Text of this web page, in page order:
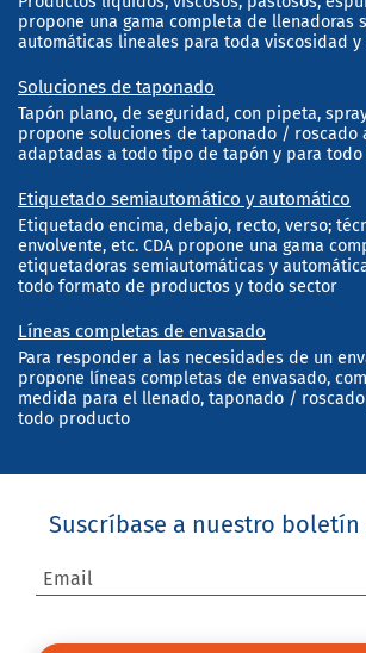
propone una gama completa de llenadoras
automáticas lineales para toda viscosidad y
Soluciones de taponado
Tapón plano, de seguridad, con pipeta,
propone soluciones de taponado / roscado
adaptadas a todo tipo de tapón y para todo
Etiquetado semiautomático y automático
Etiquetado encima, debajo, recto, verso;
envolvente, etc. CDA propone una gama
etiquetadoras semiautomáticas y
todo formato de productos y todo sector
Líneas completas de envasado
Para responder a las necesidades de un
propone líneas completas de envasado,
medida para el llenado, taponado /
todo producto
Suscríbase a nuestro
Email